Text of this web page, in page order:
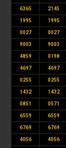
6365 2145
1995 1995
0027 0027
9003 9003
4859 0198
4697 4697
0255 0255
1432 1432
0851 0571
6559 6559
6769 6769
4056 4056